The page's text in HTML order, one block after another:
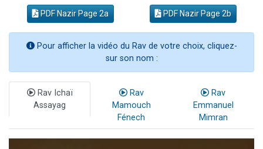
PDF Nazir Page 2a PDF Nazir Page 2b
Pour afficher la vidéo du Rav de votre choix, cliquez-
sur son nom :
Rav Ichaï
Assayag
Rav
Mamouch
Fénech
Rav
Emmanuel
Mimran